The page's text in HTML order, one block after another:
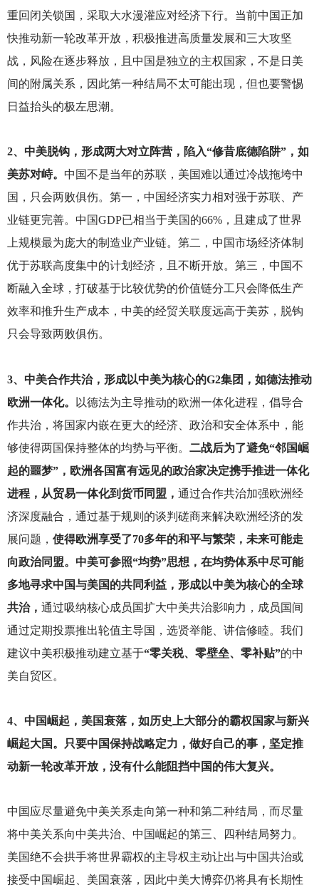
重回闭关锁国，采取大水漫灌应对经济下行。当前中国正加
快推动新一轮改革开放，积极推进高质量发展和三大攻坚
战，风险在逐步释放，且中国是独立的主权国家，不是日美
间的附属关系，因此第一种结局不太可能出现，但也要警惕
日益抬头的极左思潮。
2、中美脱钩，形成两大对立阵营，陷入“修昔底德陷阱”，如
美苏对峙。 中国不是当年的苏联，美国难以通过冷战拖垮中
国，只会两败俱伤。第一，中国经济实力相对强于苏联、产
业链更完善。中国GDP已相当于美国的66%，且建成了世界
上规模最为庞大的制造业产业链。第二，中国市场经济体制
优于苏联高度集中的计划经济，且不断开放。第三，中国不
断融入全球，打破基于比较优势的价值链分工只会降低生产
效率和推升生产成本，中美的经贸关联度远高于美苏，脱钩
只会导致两败俱伤。
3、中美合作共治，形成以中美为核心的G2集团，如德法推动
欧洲一体化。
以德法为主导推动的欧洲一体化进程，倡导合
作共治，将国家内嵌在更大的经济、政治和安全体系中，能
够使得两国保持整体的均势与平衡。 二战后为了避免“邻国崛
起的噩梦”，欧洲各国富有远见的政治家决定携手推进一体化
进程，从贸易一体化到货币同盟， 通过合作共治加强欧洲经
济深度融合，通过基于规则的谈判磋商来解决欧洲经济的发
展问题， 使得欧洲享受了70多年的和平与繁荣，未来可能走
向政治同盟。中美可参照“均势”思想，在均势体系中尽可能
多地寻求中国与美国的共同利益，形成以中美为核心的全球
共治， 通过吸纳核心成员国扩大中美共治影响力，成员国间
通过定期投票推出轮值主导国，选贤举能、讲信修睦。我们
建议中美积极推动建立基于“零关税、零壁垒、零补贴”的中
美自贸区。
4、中国崛起，美国衰落，如历史上大部分的霸权国家与新兴
崛起大国。只要中国保持战略定力，做好自己的事，坚定推
动新一轮改革开放，没有什么能阻挡中国的伟大复兴。
中国应尽量避免中美关系走向第一种和第二种结局，而尽量
将中美关系向中美共治、中国崛起的第三、四种结局努力。
美国绝不会拱手将世界霸权的主导权主动让出与中国共治或
接受中国崛起、美国衰落，因此中美大博弈仍将具有长期性